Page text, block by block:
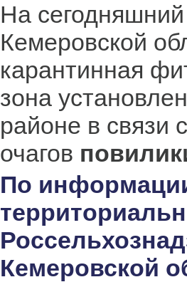
На
Кемеровской
карантинная
зона
районе в связи
очагов
По
Кемеровской